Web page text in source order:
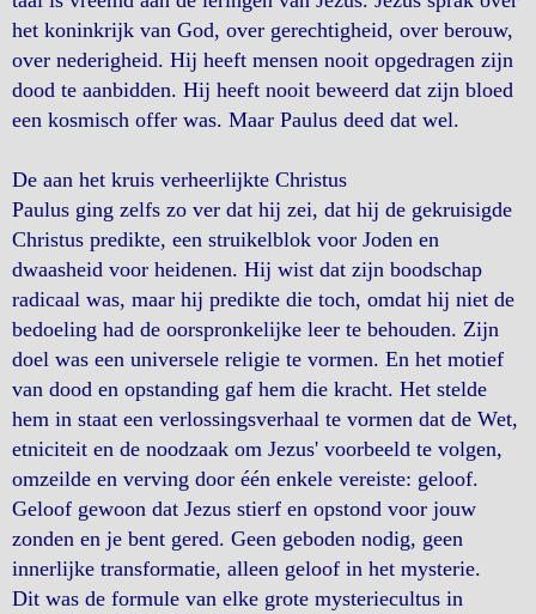
het koninkrijk van God, over gerechtigheid, over berouw,
over nederigheid. Hij heeft mensen nooit opgedragen zijn
dood te aanbidden. Hij heeft nooit beweerd dat zijn bloed
een kosmisch offer was. Maar Paulus deed dat wel.
De aan het kruis verheerlijkte Christus
Paulus ging zelfs zo ver dat hij zei, dat hij de gekruisigde
Christus predikte, een struikelblok voor Joden en
dwaasheid voor heidenen. Hij wist dat zijn boodschap
radicaal was, maar hij predikte die toch, omdat hij niet de
bedoeling had de oorspronkelijke leer te behouden. Zijn
doel was een universele religie te vormen. En het motief
van dood en opstanding gaf hem die kracht. Het stelde
hem in staat een verlossingsverhaal te vormen dat de Wet,
etniciteit en de noodzaak om Jezus' voorbeeld te volgen,
omzeilde en verving door één enkele vereiste: geloof.
Geloof gewoon dat Jezus stierf en opstond voor jouw
zonden en je bent gered. Geen geboden nodig, geen
innerlijke transformatie, alleen geloof in het mysterie.
Dit was de formule van elke grote mysteriecultus in